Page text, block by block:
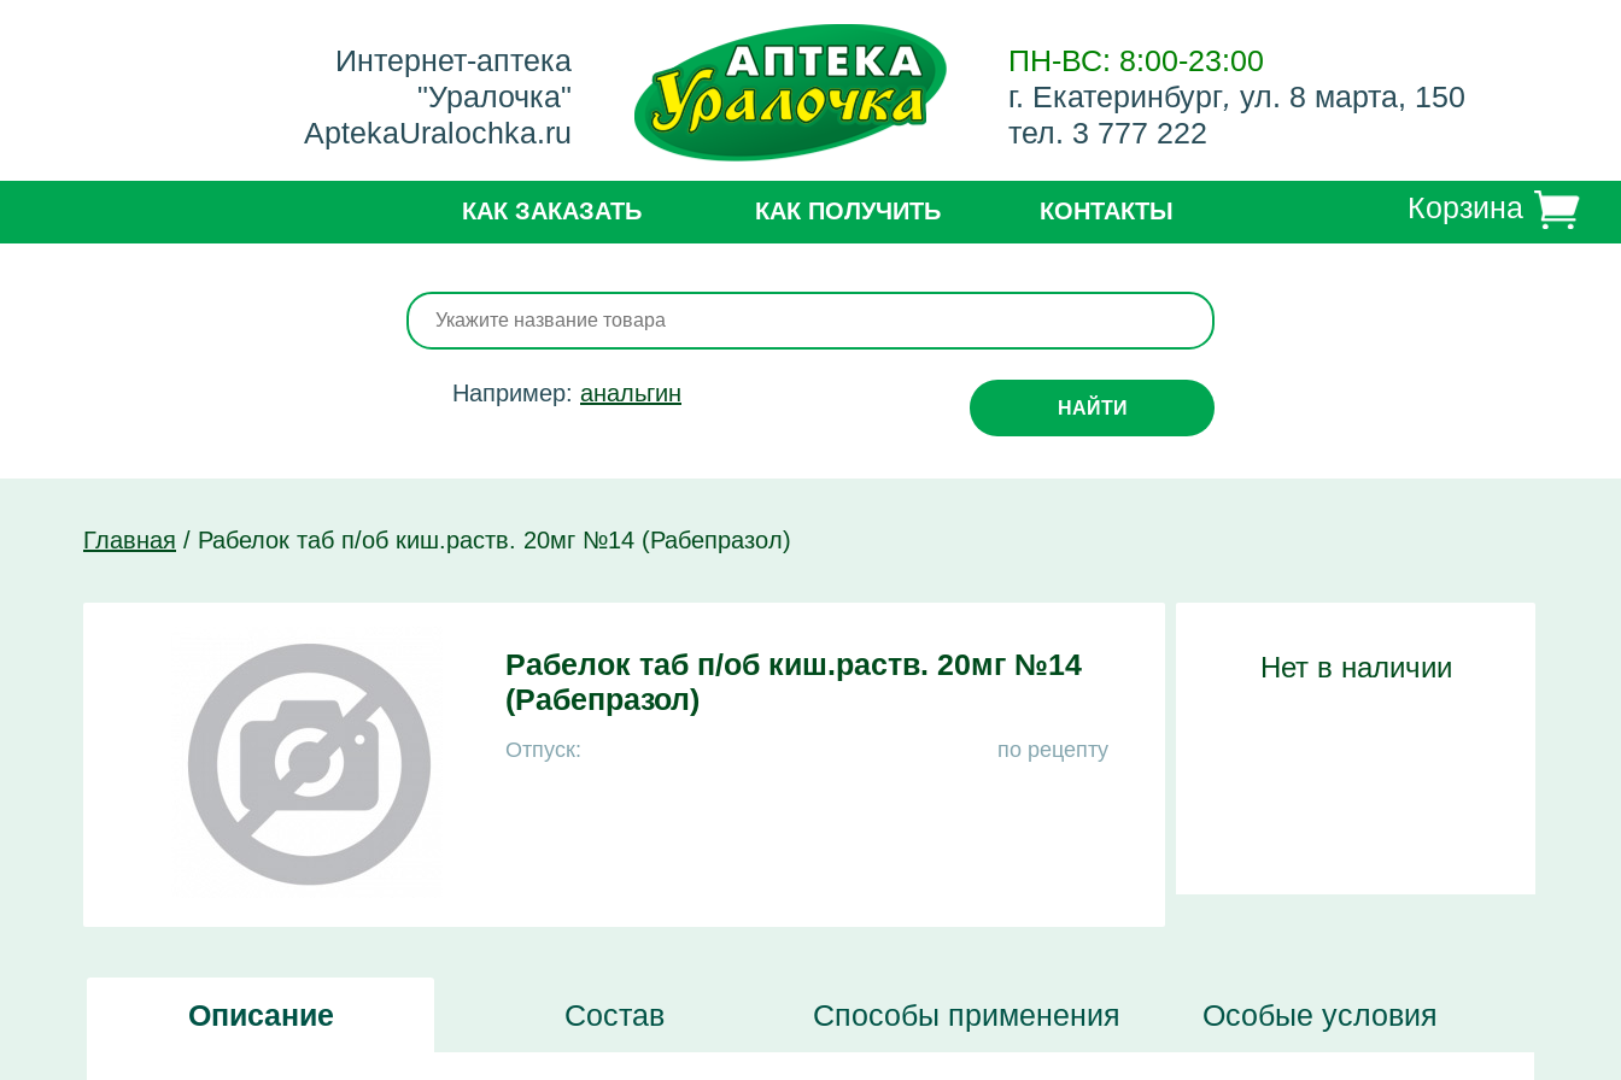
Интернет-аптека
"Уралочка"
AptekaUralochka.ru
ПН-ВС: 8:00-23:00
г. Екатеринбург, ул. 8 марта, 150
тел. 3 777 222
КАК ЗАКАЗАТЬ КАК ПОЛУЧИТЬ КОНТАКТЫ Корзина
Например: анальгин
НАЙТИ
Главная / Рабелок таб п/об киш.раств. 20мг №14 (Рабепразол)
Рабелок таб п/об киш.раств. 20мг №14
(Рабепразол)
Отпуск: по рецепту
Нет в наличии
Описание Состав Способы применения Особые условия